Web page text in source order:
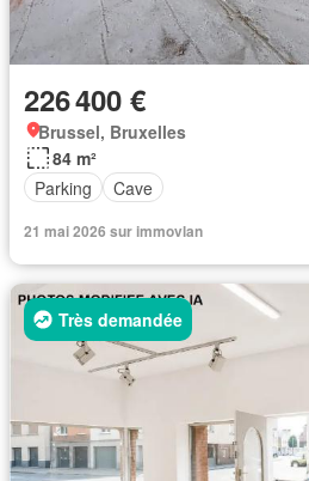
226 400 €
Brussel, Bruxelles
84 m²
Parking
Cave
21 mai 2026 sur immovlan
Très demandée